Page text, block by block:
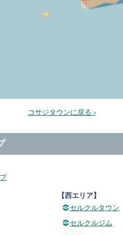
コサジタウンに戻る ›
【西エリア】
セルクルタウン
セルクルジム